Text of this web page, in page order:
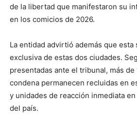
de la libertad que manifestaron su
en los comicios de 2026.
La entidad advirtió además que esta
exclusiva de estas dos ciudades.
presentadas ante el tribunal, más de
condena permanecen recluidas en
y unidades de reacción inmediata
del país.